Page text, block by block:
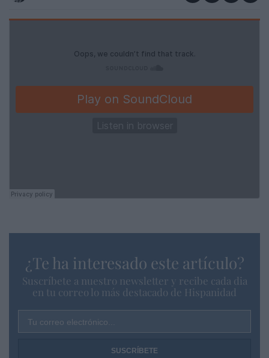
¿Te ha interesado este artículo?
Suscríbete a nuestro newsletter y recibe cada dia
en tu correo lo más destacado de Hispanidad
Tu correo electrónico...